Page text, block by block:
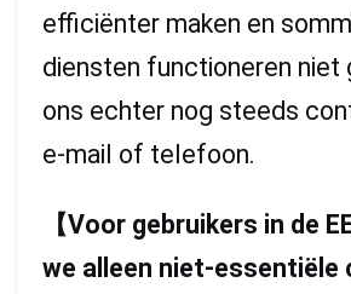
efficiënter maken en
diensten functioneren niet
ons echter nog steeds
e-mail of telefoon.
【Voor gebruikers in de
we alleen niet-essentiële